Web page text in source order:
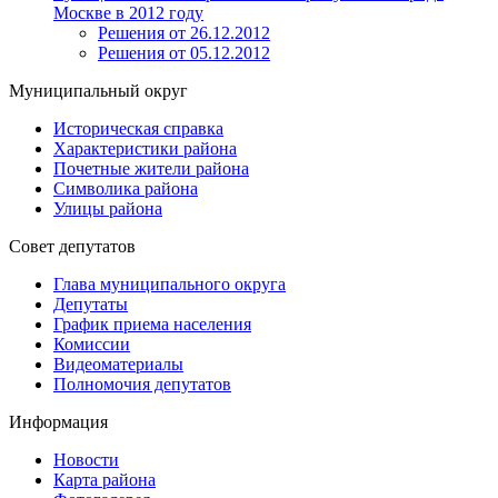
Москве в 2012 году
Решения от 26.12.2012
Решения от 05.12.2012
Муниципальный округ
Историческая справка
Характеристики района
Почетные жители района
Символика района
Улицы района
Совет депутатов
Глава муниципального округа
Депутаты
График приема населения
Комиссии
Видеоматериалы
Полномочия депутатов
Информация
Новости
Карта района